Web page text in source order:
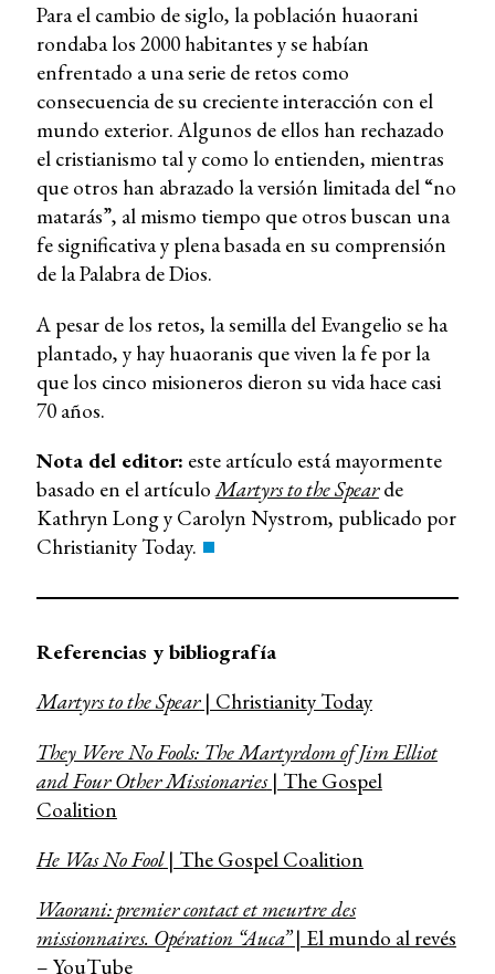
Para el cambio de siglo, la población huaorani
rondaba los 2000 habitantes y se habían
enfrentado a una serie de retos como
consecuencia de su creciente interacción con el
mundo exterior. Algunos de ellos han rechazado
el cristianismo tal y como lo entienden, mientras
que otros han abrazado la versión limitada del “no
matarás”, al mismo tiempo que otros buscan una
fe significativa y plena basada en su comprensión
de la Palabra de Dios.
A pesar de los retos, la semilla del Evangelio se ha
plantado, y hay huaoranis que viven la fe por la
que los cinco misioneros dieron su vida hace casi
70 años.
Nota del editor: este artículo está mayormente
basado en el artículoMartyrs to the Spearde
Kathryn Long y Carolyn Nystrom, publicado por
Christianity Today.
Referencias y bibliografía
Martyrs to the Spear| Christianity Today
They Were No Fools: The Martyrdom of Jim Elliot
and Four Other Missionaries| The Gospel
Coalition
He Was No Fool| The Gospel Coalition
Waorani: premier contact et meurtre des
missionnaires. Opération “Auca”| El mundo al revés
– YouTube